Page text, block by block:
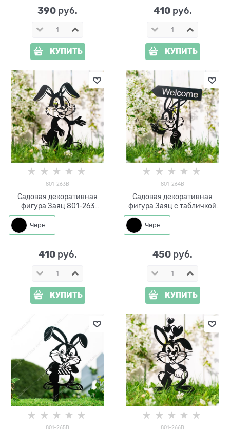
390 руб.
КУПИТЬ
410 руб.
КУПИТЬ
801-263B
Садовая декоративная
фигура Заяц 801-263
металл h=26 см
Черный
410 руб.
КУПИТЬ
801-264B
Садовая декоративная
фигура Заяц с табличкой
"Добро пожаловать" 801-264
металл h=40 см
Черный
450 руб.
КУПИТЬ
801-265B 801-266B